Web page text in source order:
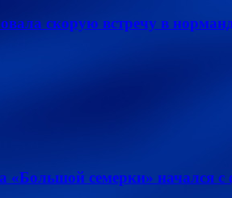
скорую встречу в
семерки» начался с